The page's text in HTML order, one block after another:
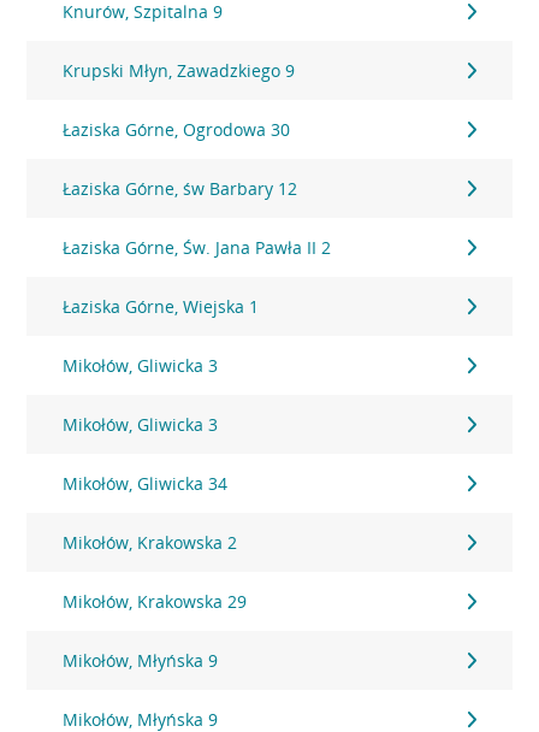
Knurów, Szpitalna 9
Krupski Młyn, Zawadzkiego 9
Łaziska Górne, Ogrodowa 30
Łaziska Górne, św Barbary 12
Łaziska Górne, Św. Jana Pawła II 2
Łaziska Górne, Wiejska 1
Mikołów, Gliwicka 3
Mikołów, Gliwicka 3
Mikołów, Gliwicka 34
Mikołów, Krakowska 2
Mikołów, Krakowska 29
Mikołów, Młyńska 9
Mikołów, Młyńska 9